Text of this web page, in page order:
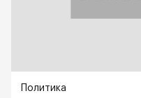
Политика